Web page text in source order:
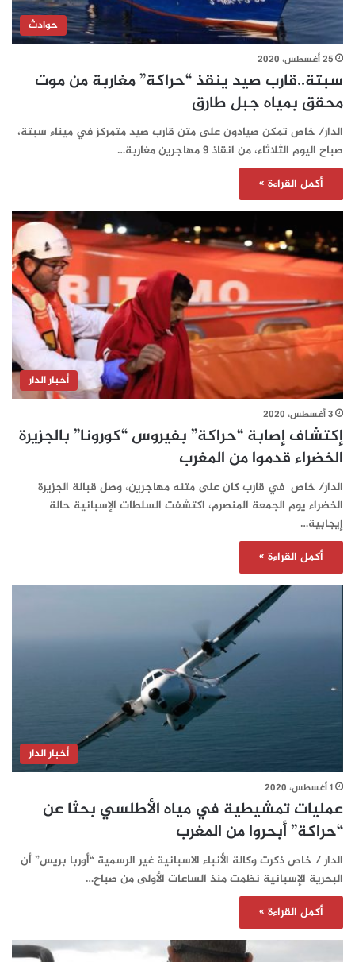
حوادث
25 أغسطس، 2020
سبتة..قارب صيد ينقذ “حراكة” مغاربة من موت
محقق بمياه جبل طارق
الدار/ خاص تمكن صيادون على متن قارب صيد متمركز في ميناء سبتة،
صباح اليوم الثلاثاء، من انقاذ 9 مهاجرين مغاربة…
أكمل القراءة »
أخبار الدار
3 أغسطس، 2020
إكتشاف إصابة “حراكة” بفيروس “كورونا” بالجزيرة
الخضراء قدموا من المغرب
الدار/ خاص في قارب كان على متنه مهاجرين، وصل قبالة الجزيرة
الخضراء يوم الجمعة المنصرم، اكتشفت السلطات الإسبانية حالة
إيجابية…
أكمل القراءة »
أخبار الدار
1 أغسطس، 2020
عمليات تمشيطية في مياه الأطلسي بحثا عن
“حراكة” أبحروا من المغرب
الدار / خاص ذكرت وكالة الأنباء الاسبانية غير الرسمية “أوربا بريس” أن
البحرية الإسبانية نظمت منذ الساعات الأولى من صباح…
أكمل القراءة »